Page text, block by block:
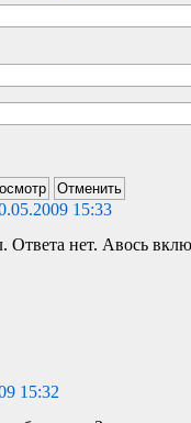
15:33
Ответа нет. Авось
15:32